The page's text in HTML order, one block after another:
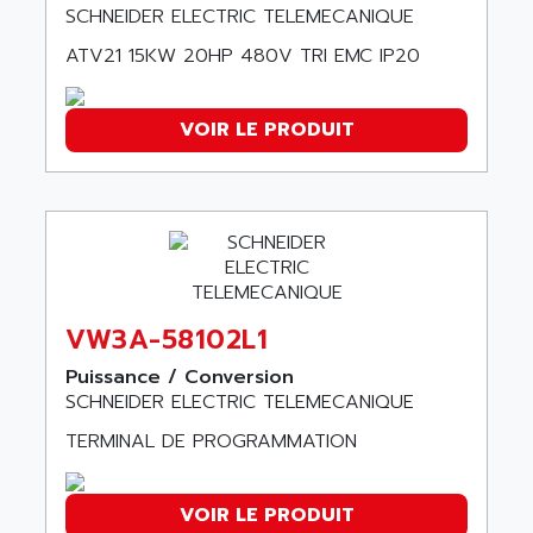
MOVIDYN
MOVITRAC
SERVVODYN
ACMD2
ACM
PLS514
PLS510
SERVOSTAR
ADISCOM
ADL
ADL EUROTECH
ADLEE POWERTRONIC
ADM ELECTRONIC
ADMV
ADN PESAGE
ADTECH POWER INC
SCHNEIDER ELECTRIC TELEMECANIQUE
ATV21 15KW 20HP 480V TRI EMC IP20
VOIR LE PRODUIT
VW3A-58102L1
Puissance / Conversion
SCHNEIDER ELECTRIC TELEMECANIQUE
TERMINAL DE PROGRAMMATION
VOIR LE PRODUIT